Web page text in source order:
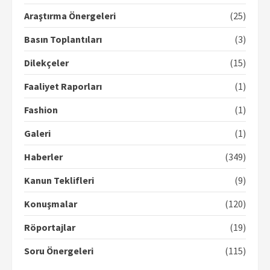
Araştırma Önergeleri
(25)
Basın Toplantıları
(3)
Dilekçeler
(15)
Faaliyet Raporları
(1)
Fashion
(1)
Galeri
(1)
Haberler
(349)
Kanun Teklifleri
(9)
Konuşmalar
(120)
Röportajlar
(19)
Soru Önergeleri
(115)